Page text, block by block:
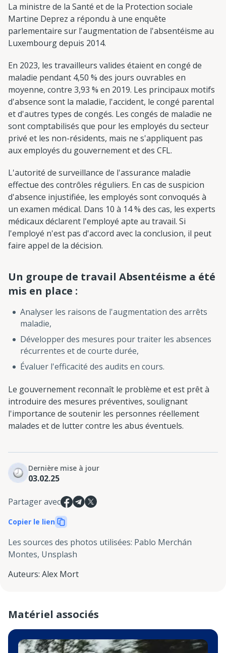
La ministre de la Santé et de la Protection sociale
Martine Deprez a répondu à une enquête
parlementaire sur l'augmentation de l'absentéisme au
Luxembourg depuis 2014.
En 2023, les travailleurs valides étaient en congé de
maladie pendant 4,50 % des jours ouvrables en
moyenne, contre 3,93 % en 2019. Les principaux motifs
d'absence sont la maladie, l'accident, le congé parental
et d'autres types de congés. Les congés de maladie ne
sont comptabilisés que pour les employés du secteur
privé et les non-résidents, mais ne s'appliquent pas
aux employés du gouvernement et des CFL.
L'autorité de surveillance de l'assurance maladie
effectue des contrôles réguliers. En cas de suspicion
d'absence injustifiée, les employés sont convoqués à
un examen médical. Dans 10 à 14 % des cas, les experts
médicaux déclarent l'employé apte au travail. Si
l'employé n'est pas d'accord avec la conclusion, il peut
faire appel de la décision.
Un groupe de travail Absentéisme a été
mis en place :
Analyser les raisons de l'augmentation des arrêts
maladie,
Développer des mesures pour traiter les absences
récurrentes et de courte durée,
Évaluer l'efficacité des audits en cours.
Le gouvernement reconnaît le problème et est prêt à
introduire des mesures préventives, soulignant
l'importance de soutenir les personnes réellement
malades et de lutter contre les abus éventuels.
Dernière mise à jour
03.02.25
Partager avec
Copier le lien
Les sources des photos utilisées: Pablo Merchán
Montes, Unsplash
Auteurs: Alex Mort
Matériel associés